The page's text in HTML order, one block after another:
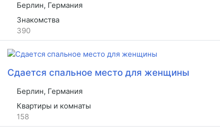
Берлин, Германия
Знакомства
390
Сдается спальное место для женщины
Берлин, Германия
Квартиры и комнаты
158